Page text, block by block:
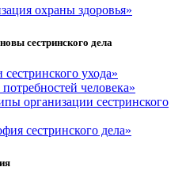
охраны здоровья»
сестринского дела
ухода»
человека»
организации сестринского
сестринского дела»